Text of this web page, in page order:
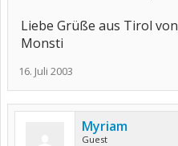
Liebe Grüße aus Tirol von
Monsti
16. Juli 2003
Myriam
Guest